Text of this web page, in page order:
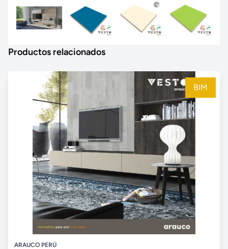
Productos relacionados
ARAUCO PERÚ
BIM